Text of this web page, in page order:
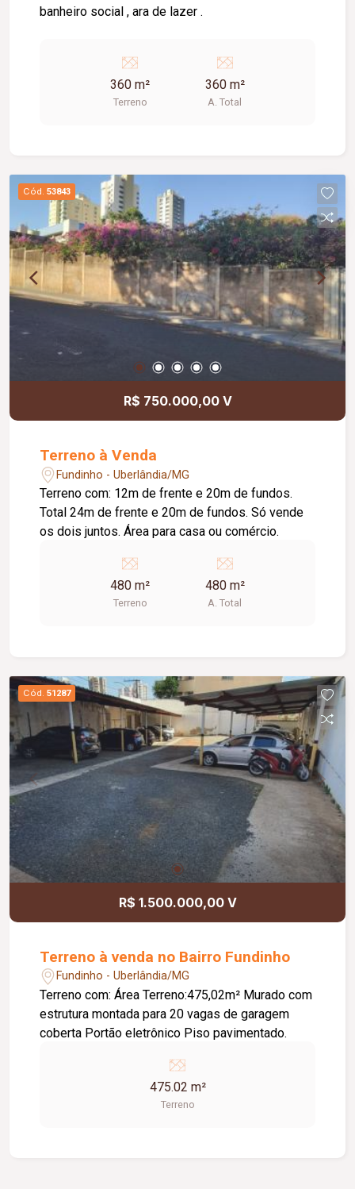
banheiro social , ara de lazer .
360 m²
Terreno
360 m²
A. Total
Cód. 53843
R$ 750.000,00 V
Terreno à Venda
Fundinho - Uberlândia/MG
Terreno com: 12m de frente e 20m de fundos.
Total 24m de frente e 20m de fundos. Só vende
os dois juntos. Área para casa ou comércio.
480 m²
Terreno
480 m²
A. Total
Cód. 51287
R$ 1.500.000,00 V
Terreno à venda no Bairro Fundinho
Fundinho - Uberlândia/MG
Terreno com: Área Terreno:475,02m² Murado com
estrutura montada para 20 vagas de garagem
coberta Portão eletrônico Piso pavimentado.
475.02 m²
Terreno